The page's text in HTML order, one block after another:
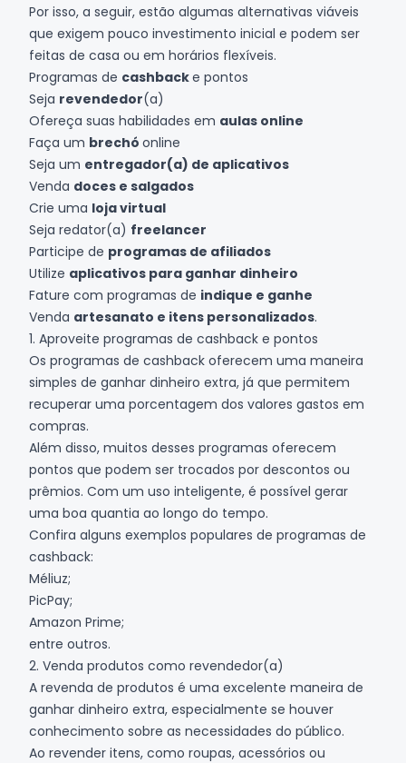
Por isso, a seguir, estão algumas alternativas viáveis
que exigem pouco investimento inicial e podem ser
feitas de casa ou em horários flexíveis.
Programas de cashbacke pontos
Seja revendedor(a)
Ofereça suas habilidades em aulas online
Faça um brechó online
Seja um entregador(a) de aplicativos
Venda doces e salgados
Crie uma loja virtual
Seja redator(a) freelancer
Participe de programas de afiliados
Utilize aplicativos para ganhar dinheiro
Fature com programas de indique e ganhe
Venda artesanato e itens personalizados.
1. Aproveite programas de cashback e pontos
Os programas de cashback oferecem uma maneira
simples de ganhar dinheiro extra, já que permitem
recuperar uma porcentagem dos valores gastos em
compras.
Além disso, muitos desses programas oferecem
pontos que podem ser trocados por descontos ou
prêmios. Com um uso inteligente, é possível gerar
uma boa quantia ao longo do tempo.
Confira alguns exemplos populares de programas de
cashback:
Méliuz;
PicPay;
Amazon Prime;
entre outros.
2. Venda produtos como revendedor(a)
A revenda de produtos é uma excelente maneira de
ganhar dinheiro extra, especialmente se houver
conhecimento sobre as necessidades do público.
Ao revender itens, como roupas, acessórios ou